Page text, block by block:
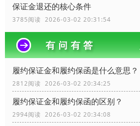
保证金退还的核心条件
3785阅读 2026-03-02 20:31:54
履约保证金和履约保函是什么意思？
2812阅读 2026-03-02 20:34:25
履约保证金和履约保函的区别？
2994阅读 2026-03-02 20:34:08